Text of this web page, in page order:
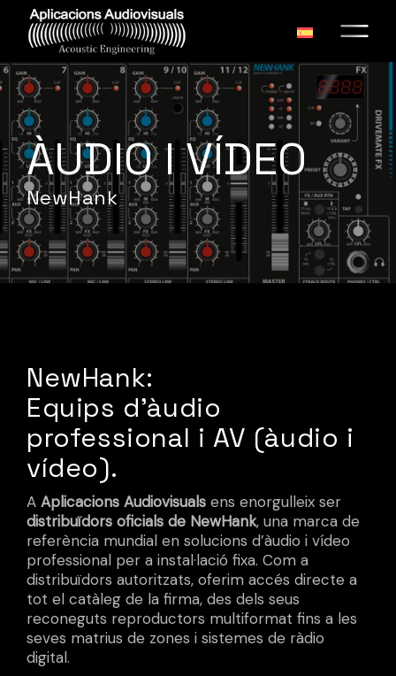
ÀUDIO I VÍDEO
NewHank
NewHank:
Equips d'àudio
professional i AV (àudio i
vídeo).
A Aplicacions Audiovisuals ens enorgulleix ser
distribuïdors oficials de NewHank, una marca de
referència mundial en solucions d’àudio i vídeo
professional per a instal·lació fixa. Com a
distribuïdors autoritzats, oferim accés directe a
tot el catàleg de la firma, des dels seus
reconeguts reproductors multiformat fins a les
seves matrius de zones i sistemes de ràdio
digital.